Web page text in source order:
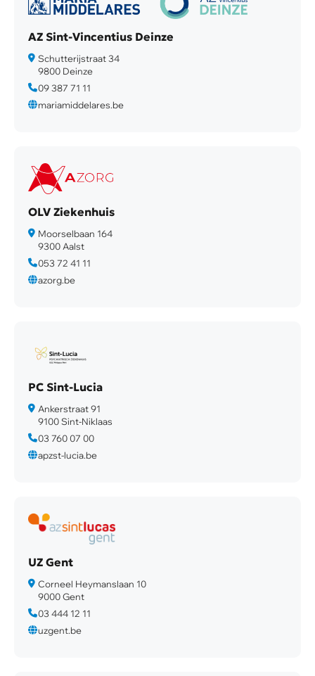
AZ Sint-Vincentius Deinze
Schutterijstraat 34
9800 Deinze
09 387 71 11
mariamiddelares.be
OLV Ziekenhuis
Moorselbaan 164
9300 Aalst
053 72 41 11
azorg.be
PC Sint-Lucia
Ankerstraat 91
9100 Sint-Niklaas
03 760 07 00
apzst-lucia.be
UZ Gent
Corneel Heymanslaan 10
9000 Gent
03 444 12 11
uzgent.be